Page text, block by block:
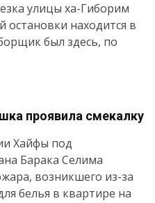
улицы ха-Гиборим
находится в
был здесь, по
проявила смекалку
Хайфы под
Барака Селима
возникшего из-за
белья в квартире на